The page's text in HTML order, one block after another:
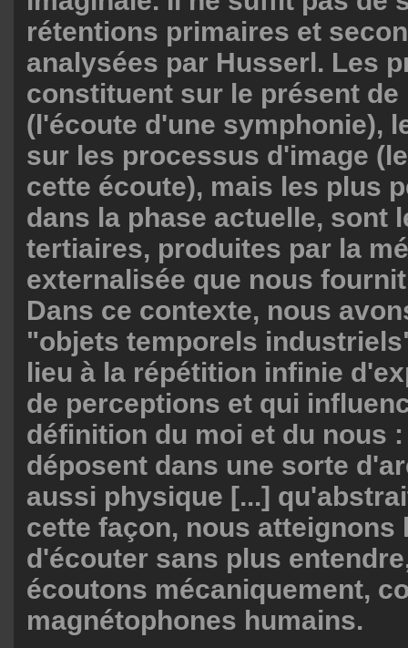
rétentions primaires et
analysées par Husserl. Les
constituent sur le présent de
(l'écoute d'une symphonie),
sur les processus d'image
cette écoute), mais les plus
dans la phase actuelle, sont
tertiaires, produites par la
externalisée que nous
Dans ce contexte, nous
"objets temporels
lieu à la répétition infinie
de perceptions et qui
définition du moi et du nous
déposent dans une sorte
aussi physique [...]
cette façon, nous atteignons
d'écouter sans plus
écoutons mécaniquement,
magnétophones humains.